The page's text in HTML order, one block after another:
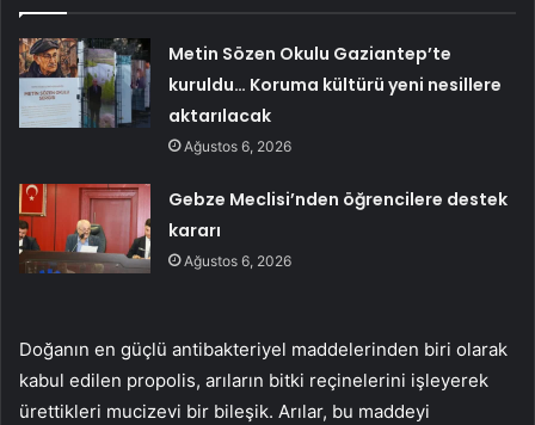
Metin Sözen Okulu Gaziantep’te
kuruldu… Koruma kültürü yeni nesillere
aktarılacak
Ağustos 6, 2026
Gebze Meclisi’nden öğrencilere destek
kararı
Ağustos 6, 2026
Doğanın en güçlü antibakteriyel maddelerinden biri olarak
kabul edilen propolis, arıların bitki reçinelerini işleyerek
ürettikleri mucizevi bir bileşik. Arılar, bu maddeyi